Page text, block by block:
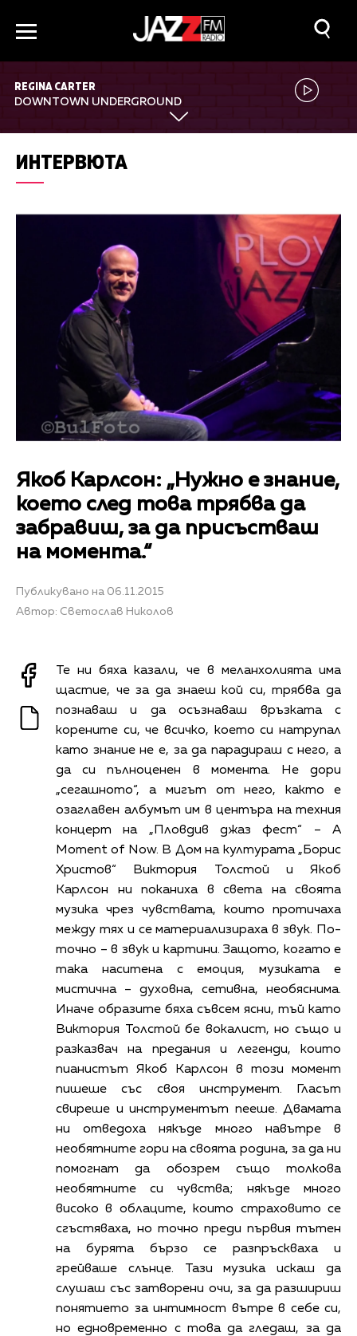
REGINA CARTER
DOWNTOWN UNDERGROUND
ИНТЕРВЮТА
Якоб Карлсон: „Нужно е знание,
което след това трябва да
забравиш, за да присъстваш
на момента.“
Публикувано на 06.11.2015
Автор: Светослав Николов
Те ни бяха казали, че в меланхолията има
щастие, че за да знаеш кой си, трябва да
познаваш и да осъзнаваш връзката с
корените си, че всичко, което си натрупал
като знание не е, за да парадираш с него, а
да си пълноценен в момента. Не дори
„сегашното“, а мигът от него, както е
озаглавен албумът им в центъра на техния
концерт на „Пловдив джаз фест“ – A
Moment of Now. В Дом на културата „Борис
Христов“ Виктория Толстой и Якоб
Карлсон ни поканиха в света на своята
музика чрез чувствата, които протичаха
между тях и се материализираха в звук. По-
точно – в звук и картини. Защото, когато е
така наситена с емоция, музиката е
мистична – духовна, сетивна, необяснима.
Иначе образите бяха съвсем ясни, тъй като
Виктория Толстой бе вокалист, но също и
разказвач на предания и легенди, които
пианистът Якоб Карлсон в този момент
пишеше със своя инструмент. Гласът
свиреше и инструментът пееше. Двамата
ни отведоха някъде много навътре в
необятните гори на своята родина, за да ни
помогнат да обозрем също толкова
необятните си чувства; някъде много
високо в облаците, които страховито се
сгъстяваха, но точно преди първия тътен
на бурята бързо се разпръскваха и
грейваше слънце. Тази музика искаш да
слушаш със затворени очи, за да разшириш
понятието за интимност вътре в себе си,
но едновременно с това да гледаш, за да